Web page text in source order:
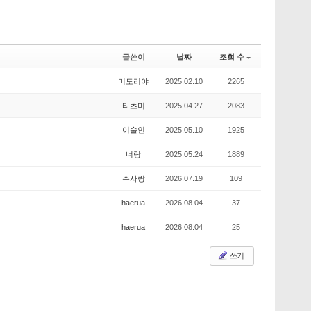
글쓴이 날짜 조회 수
미도리야 2025.02.10 2265
타츠미 2025.04.27 2083
이술인 2025.05.10 1925
너랑 2025.05.24 1889
주사랑 2026.07.19 109
haerua 2026.08.04 37
haerua 2026.08.04 25
쓰기